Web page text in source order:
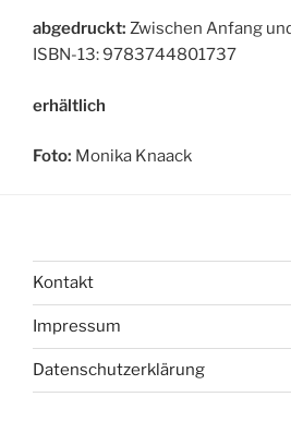
abgedruckt: Zwischen Anfang
ISBN-13: 9783744801737
erhältlich
Foto: Monika Knaack
Kontakt
Impressum
Datenschutzerklärung